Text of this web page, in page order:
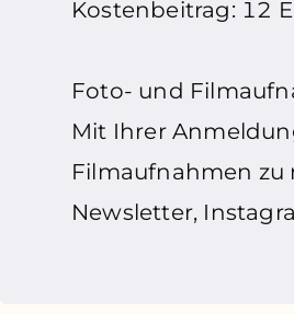
Kostenbeitrag: 12
Foto- und
Mit Ihrer
Filmaufnahmen zu
Newsletter,